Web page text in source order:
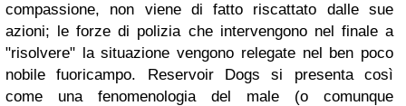
compassione, non viene di fatto riscattato dalle sue
azioni; le forze di polizia che intervengono nel finale a
"risolvere" la situazione vengono relegate nel ben poco
nobile fuoricampo. Reservoir Dogs si presenta così
come una fenomenologia del male (o comunque